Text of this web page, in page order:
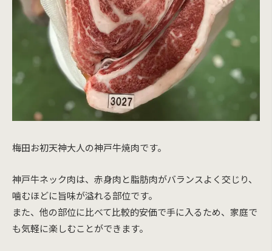
梅田お初天神大人の神戸牛焼肉です。
神戸牛ネック肉は、赤身肉と脂肪肉がバランスよく交じり、
噛むほどに旨味が溢れる部位です。
また、他の部位に比べて比較的安価で手に入るため、家庭で
も気軽に楽しむことができます。